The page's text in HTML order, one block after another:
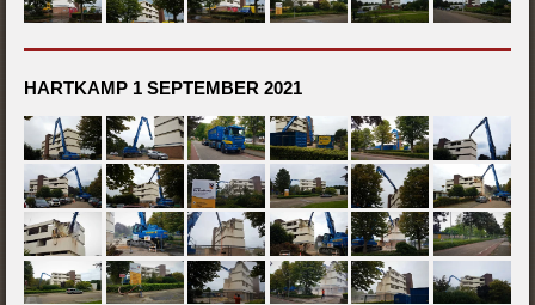
HARTKAMP 1 SEPTEMBER 2021